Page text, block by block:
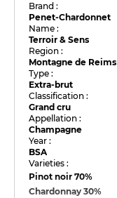
Brand :
Penet-Chardonnet
Name :
Terroir & Sens
Region :
Montagne de Reims
Type :
Extra-brut
Classification :
Grand cru
Appellation :
Champagne
Year :
BSA
Varieties :
Pinot noir70%
Chardonnay30%